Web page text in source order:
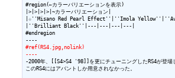
#region(←カラーバリエーションを表示)
|>|>|>|>|~カラーバリエーション|
|☆''Misano Red Pearl Effect''|''Imola
|''Brilliant Black''|---|---|---|---|
#endregion
#ref(RS4.jpg,nolink)
----
-2000年、[[S4>S4 '98]]を更にチューニングしたRS4が登場
このRS4にはアバントしか用意されなかった。